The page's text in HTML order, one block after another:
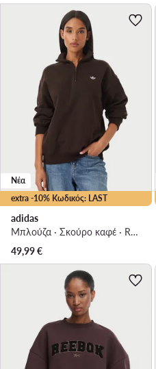
extra -10% Κωδικός: LAST
Νέα
adidas
Μπλούζα · Σκούρο καφέ · Regular Fit
49,99€